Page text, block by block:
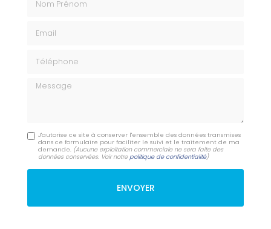
Message
J'autorise ce site à conserver l'ensemble des données transmises
dans ce formulaire pour faciliter le suivi et le traitement de ma
demande. (Aucune exploitation commerciale ne sera faite des
données conservées. Voir notrepolitique de confidentialité)